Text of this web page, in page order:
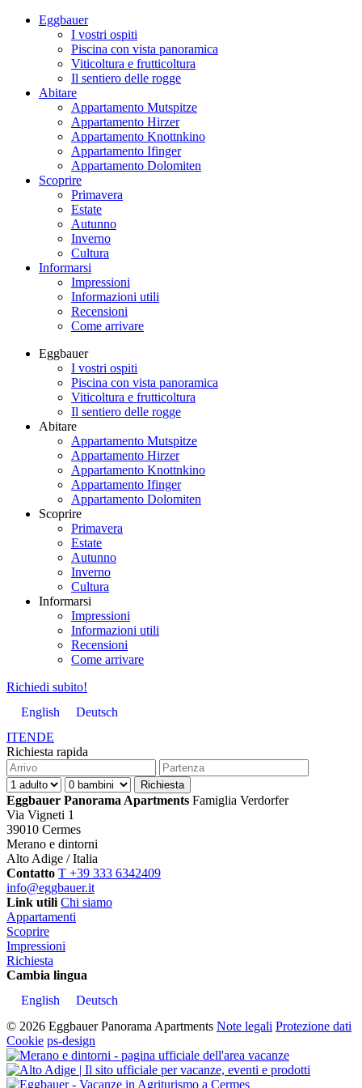
Eggbauer
I vostri ospiti
Piscina con vista panoramica
Viticoltura e frutticoltura
Il sentiero delle rogge
Abitare
Appartamento Mutspitze
Appartamento Hirzer
Appartamento Knottnkino
Appartamento Ifinger
Appartamento Dolomiten
Scoprire
Primavera
Estate
Autunno
Inverno
Cultura
Informarsi
Impressioni
Informazioni utili
Recensioni
Come arrivare
Eggbauer
I vostri ospiti
Piscina con vista panoramica
Viticoltura e frutticoltura
Il sentiero delle rogge
Abitare
Appartamento Mutspitze
Appartamento Hirzer
Appartamento Knottnkino
Appartamento Ifinger
Appartamento Dolomiten
Scoprire
Primavera
Estate
Autunno
Inverno
Cultura
Informarsi
Impressioni
Informazioni utili
Recensioni
Come arrivare
Richiedi subito!
English
Deutsch
ITENDE
Richiesta rapida
Eggbauer Panorama Apartments Famiglia Verdorfer
Via Vigneti 1
39010 Cermes
Merano e dintorni
Alto Adige / Italia
Contatto T +39 333 6342409
info@eggbauer.it
Link utili Chi siamo
Appartamenti
Scoprire
Impressioni
Richiesta
Cambia lingua
English
Deutsch
© 2026 Eggbauer Panorama Apartments Note legali Protezione dati
Cookie ps-design